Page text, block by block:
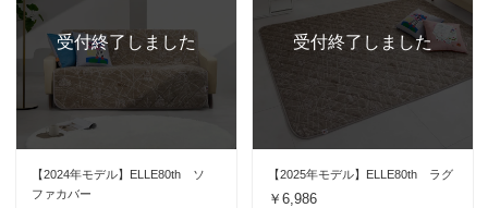
【2024年モデル】ELLE80th ソ
ファカバー
【2025年モデル】ELLE80th ラグ
￥6,986